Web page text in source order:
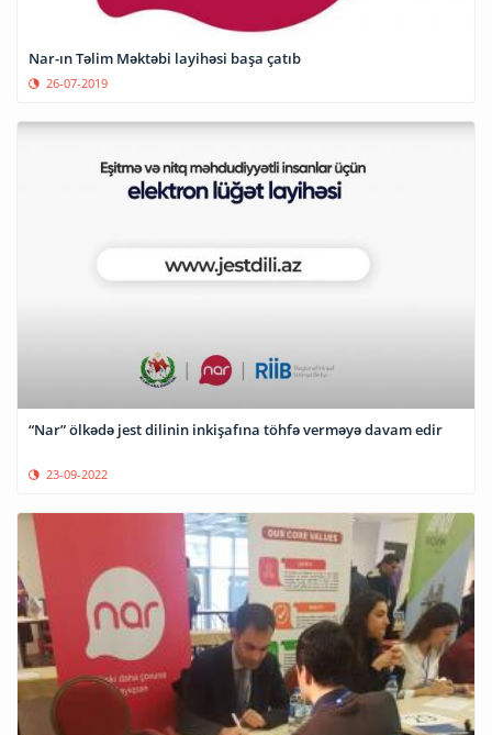
Nar-ın Təlim Məktəbi layihəsi başa çatıb
26-07-2019
“Nar” ölkədə jest dilinin inkişafına töhfə verməyə davam edir
23-09-2022